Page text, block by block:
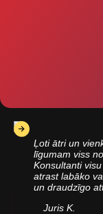
Ļoti ātri un
līgumam viss
Konsultanti
atrast labāko
un draudzīgo
Juris K.